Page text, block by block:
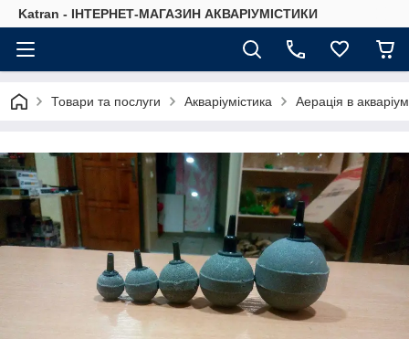
Katran - ІНТЕРНЕТ-МАГАЗИН АКВАРІУМІСТИКИ
Товари та послуги Акваріумістика Аерація в